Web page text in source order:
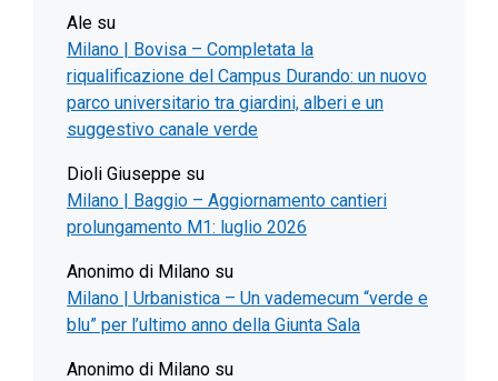
Ale su
Milano | Bovisa – Completata la
riqualificazione del Campus Durando: un nuovo
parco universitario tra giardini, alberi e un
suggestivo canale verde
Dioli Giuseppe su
Milano | Baggio – Aggiornamento cantieri
prolungamento M1: luglio 2026
Anonimo di Milano su
Milano | Urbanistica – Un vademecum “verde e
blu” per l’ultimo anno della Giunta Sala
Anonimo di Milano su